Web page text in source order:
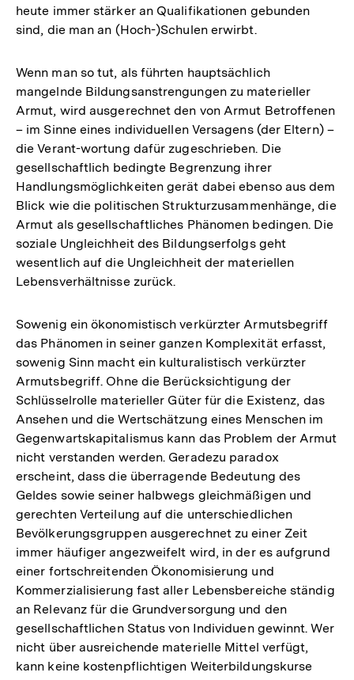
heute immer stärker an Qualifikationen gebunden
sind, die man an (Hoch-)Schulen erwirbt.
Wenn man so tut, als führten hauptsächlich
mangelnde Bildungsanstrengungen zu materieller
Armut, wird ausgerechnet den von Armut Betroffenen
– im Sinne eines individuellen Versagens (der Eltern) –
die Verant-wortung dafür zugeschrieben. Die
gesellschaftlich bedingte Begrenzung ihrer
Handlungsmöglichkeiten gerät dabei ebenso aus dem
Blick wie die politischen Strukturzusammenhänge, die
Armut als gesellschaftliches Phänomen bedingen. Die
soziale Ungleichheit des Bildungserfolgs geht
wesentlich auf die Ungleichheit der materiellen
Lebensverhältnisse zurück.
Sowenig ein ökonomistisch verkürzter Armutsbegriff
das Phänomen in seiner ganzen Komplexität erfasst,
sowenig Sinn macht ein kulturalistisch verkürzter
Armutsbegriff. Ohne die Berücksichtigung der
Schlüsselrolle materieller Güter für die Existenz, das
Ansehen und die Wertschätzung eines Menschen im
Gegenwartskapitalismus kann das Problem der Armut
nicht verstanden werden. Geradezu paradox
erscheint, dass die überragende Bedeutung des
Geldes sowie seiner halbwegs gleichmäßigen und
gerechten Verteilung auf die unterschiedlichen
Bevölkerungsgruppen ausgerechnet zu einer Zeit
immer häufiger angezweifelt wird, in der es aufgrund
einer fortschreitenden Ökonomisierung und
Kommerzialisierung fast aller Lebensbereiche ständig
an Relevanz für die Grundversorgung und den
gesellschaftlichen Status von Individuen gewinnt. Wer
nicht über ausreichende materielle Mittel verfügt,
kann keine kostenpflichtigen Weiterbildungskurse